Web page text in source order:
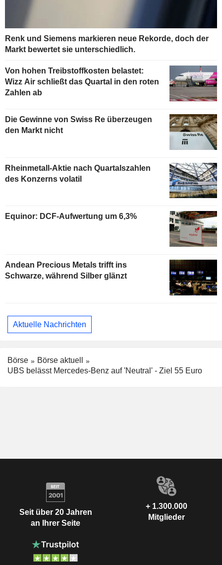
Renk und Siemens markieren neue Rekorde, doch der
Markt bewertet sie unterschiedlich.
Von hohen Treibstoffkosten belastet:
Wizz Air schließt das Quartal in den roten
Zahlen ab
Die Gewinne von Swiss Re überzeugen
den Markt nicht
Rheinmetall-Aktie nach Quartalszahlen
des Konzerns volatil
Equinor: DCF-Aufwertung um 6,3%
Andean Precious Metals trifft ins
Schwarze, während Silber glänzt
Aktuelle Nachrichten
Börse
Börse aktuell
UBS belässt Mercedes-Benz auf 'Neutral' - Ziel 55 Euro
Seit über 20 Jahren
an Ihrer Seite
+ 1.300.000
Mitglieder